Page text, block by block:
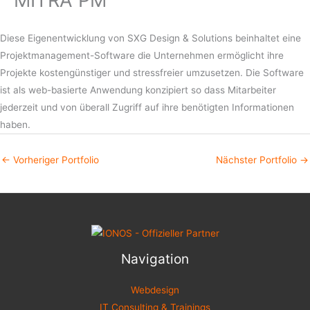
Diese Eigenentwicklung von SXG Design & Solutions beinhaltet eine
Projektmanagement-Software die Unternehmen ermöglicht ihre
Projekte kostengünstiger und stressfreier umzusetzen. Die Software
ist als web-basierte Anwendung konzipiert so dass Mitarbeiter
jederzeit und von überall Zugriff auf ihre benötigten Informationen
haben.
← Vorheriger Portfolio Nächster Portfolio →
Navigation
Webdesign
IT Consulting & Trainings